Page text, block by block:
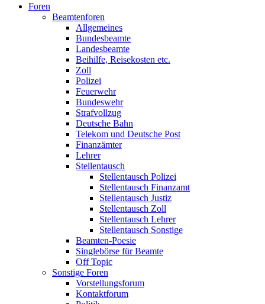
Foren
Beamtenforen
Allgemeines
Bundesbeamte
Landesbeamte
Beihilfe, Reisekosten etc.
Zoll
Polizei
Feuerwehr
Bundeswehr
Strafvollzug
Deutsche Bahn
Telekom und Deutsche Post
Finanzämter
Lehrer
Stellentausch
Stellentausch Polizei
Stellentausch Finanzamt
Stellentausch Justiz
Stellentausch Zoll
Stellentausch Lehrer
Stellentausch Sonstige
Beamten-Poesie
Singlebörse für Beamte
Off Topic
Sonstige Foren
Vorstellungsforum
Kontaktforum